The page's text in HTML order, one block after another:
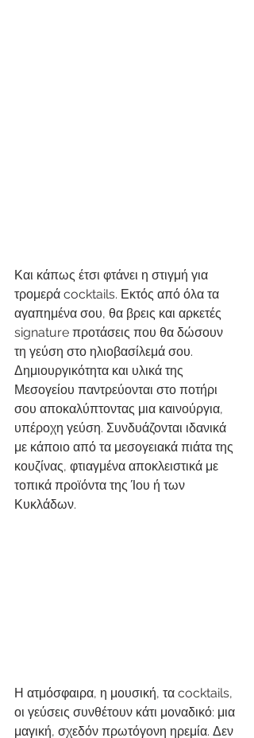
Και κάπως έτσι φτάνει η στιγμή για
τρομερά cocktails. Εκτός από όλα τα
αγαπημένα σου, θα βρεις και αρκετές
signature προτάσεις που θα δώσουν
τη γεύση στο ηλιοβασίλεμά σου.
Δημιουργικότητα και υλικά της
Μεσογείου παντρεύονται στο ποτήρι
σου αποκαλύπτοντας μια καινούργια,
υπέροχη γεύση. Συνδυάζονται ιδανικά
με κάποιο από τα μεσογειακά πιάτα της
κουζίνας, φτιαγμένα αποκλειστικά με
τοπικά προϊόντα της Ίου ή των
Κυκλάδων.
Η ατμόσφαιρα, η μουσική, τα cocktails,
οι γεύσεις συνθέτουν κάτι μοναδικό: μια
μαγική, σχεδόν πρωτόγονη ηρεμία. Δεν